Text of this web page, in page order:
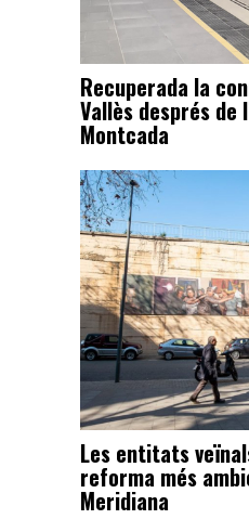
Recuperada la
Vallès després de
Montcada
Les entitats
reforma més
Meridiana